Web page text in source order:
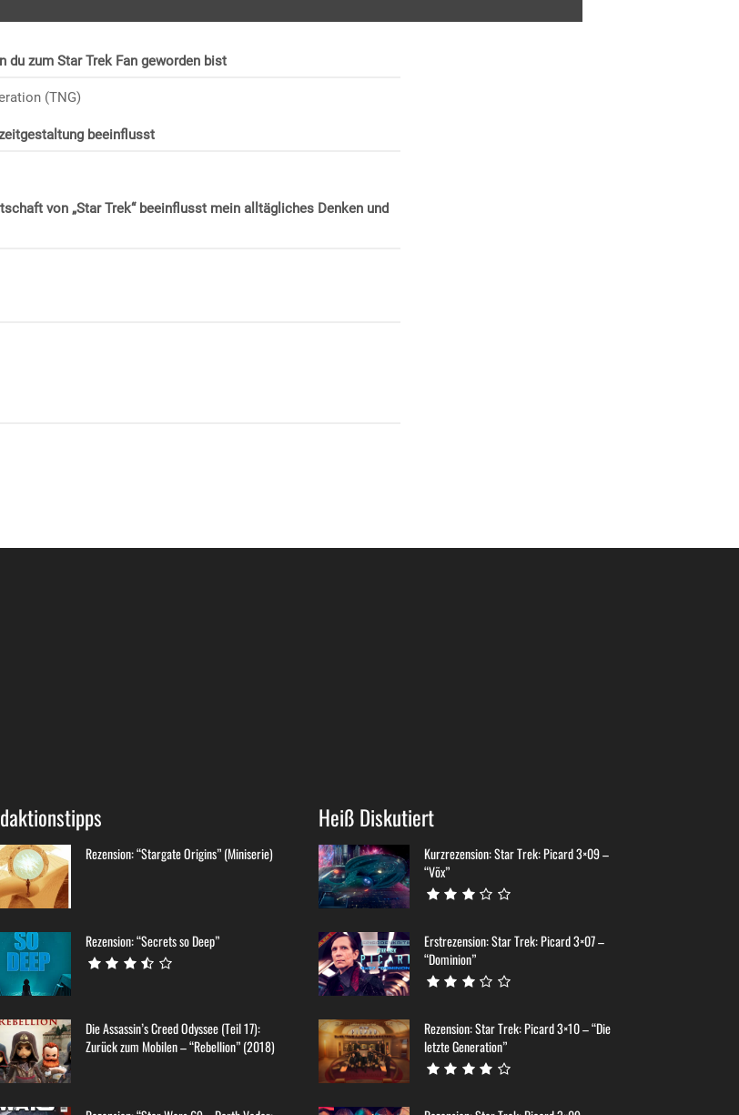
du zum Star Trek Fan geworden bist
(TNG)
beeinflusst
von „Star Trek“ beeinflusst mein alltägliches Denken und
Rezension: “Stargate Origins” (Miniserie)
Rezension: “Secrets so Deep”
Die Assassin’s Creed Odyssee (Teil 17):
Zurück zum Mobilen – “Rebellion” (2018)
Heiß Diskutiert
Kurzrezension: Star Trek: Picard 3×09 –
“Võx”
Erstrezension: Star Trek: Picard 3×07 –
“Dominion”
Rezension: Star Trek: Picard 3×10 – “Die
letzte Generation”